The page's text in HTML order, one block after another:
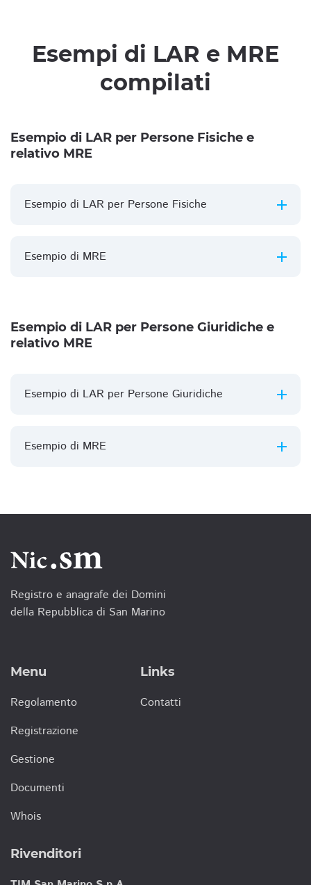
Esempi di LAR e MRE
compilati
Esempio di LAR per Persone Fisiche e
relativo MRE
Esempio di LAR per Persone Fisiche
Esempio di MRE
Esempio di LAR per Persone Giuridiche e
relativo MRE
Esempio di LAR per Persone Giuridiche
Esempio di MRE
Registro e anagrafe dei Domini
della Repubblica di San Marino
Menu
Regolamento
Registrazione
Gestione
Documenti
Whois
Links
Contatti
Rivenditori